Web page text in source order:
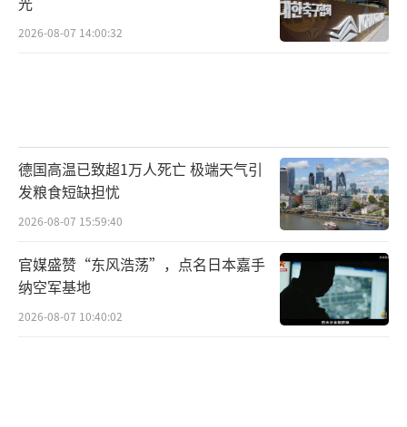
2026-08-07 14:00:32
德国高温已致超1万人死亡 极端天气引
发粮食短缺担忧
2026-08-07 15:59:40
官媒盛赞“东风浩荡”，点名日本嘉手
纳空军基地
2026-08-07 10:40:02